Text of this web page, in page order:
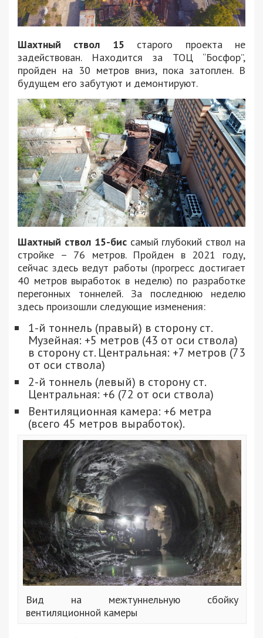
Шахтный ствол 15 старого проекта не
задействован. Находится за ТОЦ “Босфор”,
пройден на 30 метров вниз, пока затоплен. В
будущем его забутуют и демонтируют.
Шахтный ствол 15-биссамый глубокий ствол на
стройке – 76 метров. Пройден в 2021 году,
сейчас здесь ведут работы (прогресс достигает
40 метров выработок в неделю) по разработке
перегонных тоннелей. За последнюю неделю
здесь произошли следующие изменения:
1-й тоннель (правый) в сторону ст.
Музейная: +5 метров (43 от оси ствола)
в сторону ст. Центральная: +7 метров (73
от оси ствола)
2-й тоннель (левый) в сторону ст.
Центральная: +6 (72 от оси ствола)
Вентиляционная камера: +6 метра
(всего 45 метров выработок).
Вид на межтуннельную сбойку
вентиляционной камеры